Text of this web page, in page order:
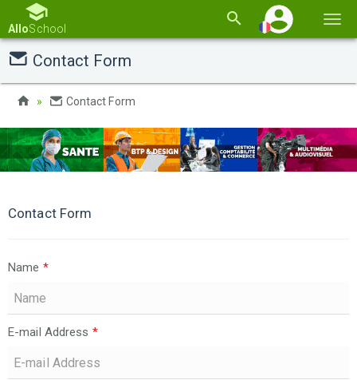
la
AlloSchool
Contact Form
Contact Form
Contact Form
Name *
E-mail Address *